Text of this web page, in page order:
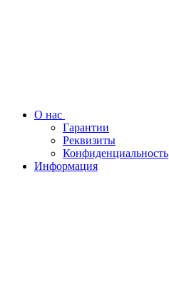
О нас
Гарантии
Реквизиты
Конфиденциальность
Информация